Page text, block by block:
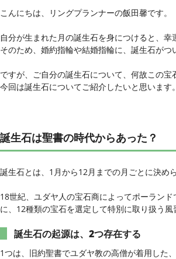
こんにちは、リングプランナーの飯田馨です。
自分が生まれた月の誕生石を身につけると、
そのため、婚約指輪や結婚指輪に、誕生石が
ですが、ご自分の誕生石について、何故この
今回は誕生石についてご紹介したいと思います。
誕生石は聖書の時代からあった？
誕生石とは、1月から12月までの月ごとに決め
18世紀、ユダヤ人の宝石商によってポーラン
に、12種類の宝石を選定して特別に取り扱う
誕生石の起源は、2つ存在する
1つは、旧約聖書でユダヤ教の高僧が着用した